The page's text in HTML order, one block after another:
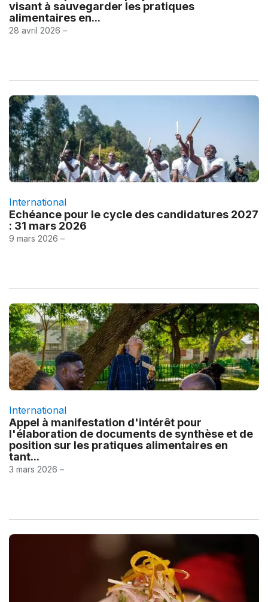
visant à sauvegarder les pratiques
alimentaires en...
28 avril 2026 –
International
Echéance pour le cycle des candidatures 2027
: 31 mars 2026
9 mars 2026 –
International
Appel à manifestation d'intérêt pour
l'élaboration de documents de synthèse et de
position sur les pratiques alimentaires en
tant...
3 mars 2026 –